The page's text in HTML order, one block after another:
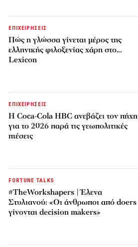
ΕΠΙΧΕΙΡΗΣΕΙΣ
Πώς η γλώσσα γίνεται μέρος της
ελληνικής φιλοξενίας χάρη στο…
Lexicon
ΕΠΙΧΕΙΡΗΣΕΙΣ
Η Coca-Cola HBC ανεβάζει τον πήχη
για το 2026 παρά τις γεωπολιτικές
πιέσεις
FORTUNE TALKS
#TheWorkshapers | Έλενα
Στυλιανού: «Οι άνθρωποι από doers
γίνονται decision makers»